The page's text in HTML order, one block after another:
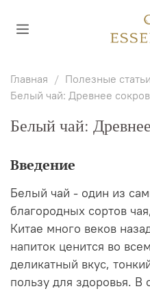
Главная
Полезные статьи
Белый чай: Древнее
Белый чай:
Введение
Белый чай - один из
благородных сортов
Китае много веков
напиток ценится во
деликатный вкус,
пользу для здоровья. В